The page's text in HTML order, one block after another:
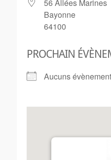
56 Allées Marines
Bayonne
64100
PROCHAIN
Aucuns